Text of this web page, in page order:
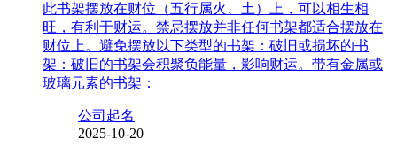
此书架摆放在财位（五行属火、土）上，可以相生相
旺，有利于财运。禁忌摆放并非任何书架都适合摆放在
财位上。避免摆放以下类型的书架：破旧或损坏的书
架：破旧的书架会积聚负能量，影响财运。带有金属或
玻璃元素的书架：
公司起名
2025-10-20